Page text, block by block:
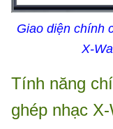
Giao diện chính
X-
Tính năng
ghép nhạc